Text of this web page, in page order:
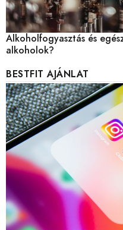
Alkoholfogyasztás és
alkoholok?
BESTFIT AJÁNLAT